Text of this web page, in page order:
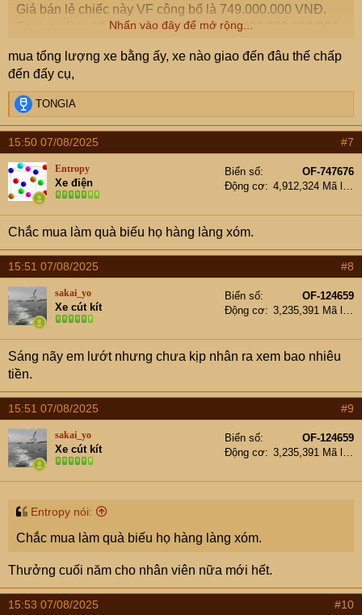
Giá bán lẻ chiếc này VF công bố là 749.000.000 VNĐ.
Em tạm tính: 10.000 X 749.000.000 = 7.490.000.000.000
Không rõ đại gia này sẽ cho 10k chiếc chạy khắp tỉnh
Phú Thọ hay cho chạy khắp miền bắc để phục vụ khách
hàng. Với số lượng xe như vậy thì khâu hậu cần để duy
trì cho việc vận hành hệ thống xe này được thực hiện ra
sao? Như bến bãi, trạm sạc, trạm rửa xe, bảo dưỡng,...
Đại gia Phú Thọ mua 10.000 xe điện VinFast Limo Green
Giá xe điện VinFast Limo Green là 749 triệu đồng (bao
gồm pin).
cafef.vn
CÔNG TY CỔ PHẦN CÔNG NGHỆ VÀ DỊCH VỤ XANH VĨNH PHÚC
CÔNG TY CỔ PHẦN CÔNG NGHỆ VÀ DỊCH VỤ
XANH VĨNH PHÚC được Sở kế hoạch và đầu tư Tỉnh
Vĩnh Phúc cấp giấy chứng nhận đăng ký kinh doanh
PHÚC MẠNH làm đại diện pháp luật.
tracuunhanh.vn
Nhấn vào đây để mở rộng...
mua tổng lượng xe bằng ấy, xe nào giao đến đâu thế chấp
đến đấy cụ,
R
e
a
c
t
i
o
n
s
:
TONGIA
15:50 07/08/2025 #7
Entropy
Xe điện
Biển số
OF-747676
Động cơ
4,912,324 Mã lực
Chắc mua làm quà biếu họ hàng làng xóm.
15:51 07/08/2025 #8
sakai_yo
Xe cút kít
Biển số
OF-124659
Động cơ
3,235,391 Mã lực
Sáng nãy em lướt nhưng chưa kịp nhân ra xem bao nhiêu
tiền.
15:51 07/08/2025 #9
sakai_yo
Xe cút kít
Biển số
OF-124659
Động cơ
3,235,391 Mã lực
Entropy nói:
Chắc mua làm quà biếu họ hàng làng xóm.
Thưởng cuối năm cho nhân viên nữa mới hết.
15:53 07/08/2025 #10